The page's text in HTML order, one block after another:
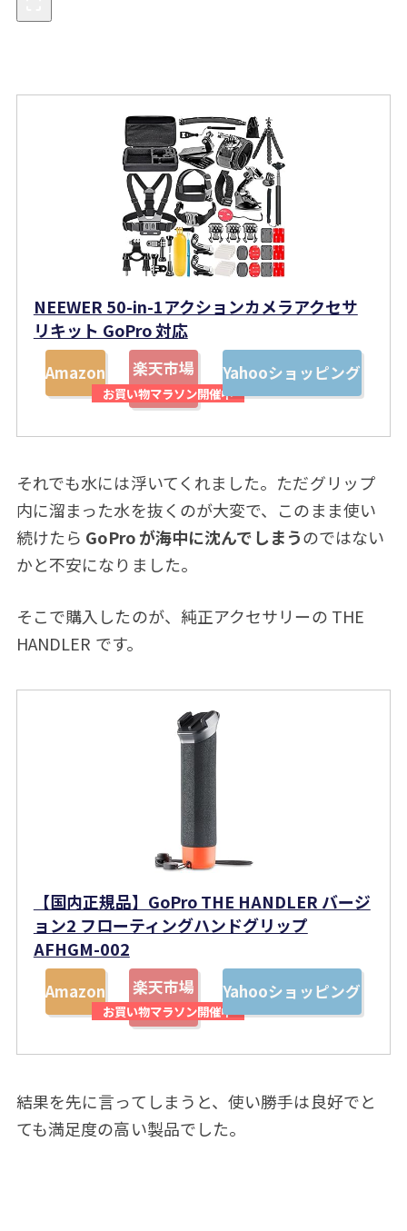
NEEWER 50-in-1アクションカメラアクセサ
リキット GoPro 対応
Amazon 楽天市場 Yahooショッピング
それでも水には浮いてくれました。ただグリップ
内に溜まった水を抜くのが大変で、このまま使い
続けたら GoPro が海中に沈んでしまうのではない
かと不安になりました。
そこで購入したのが、純正アクセサリーの THE
HANDLER です。
【国内正規品】GoPro THE HANDLER バージ
ョン2 フローティングハンドグリップ
AFHGM-002
Amazon 楽天市場 Yahooショッピング
結果を先に言ってしまうと、使い勝手は良好でと
ても満足度の高い製品でした。